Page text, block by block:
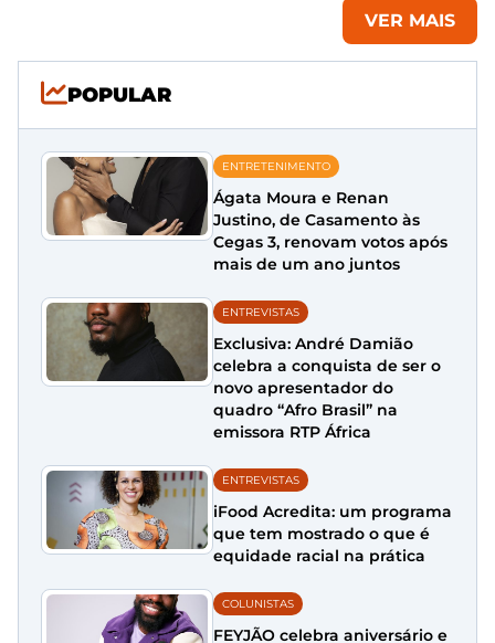
VER MAIS
POPULAR
ENTRETENIMENTO
Ágata Moura e Renan
Justino, de Casamento às
Cegas 3, renovam votos após
mais de um ano juntos
ENTREVISTAS
Exclusiva: André Damião
celebra a conquista de ser o
novo apresentador do
quadro “Afro Brasil” na
emissora RTP África
ENTREVISTAS
iFood Acredita: um programa
que tem mostrado o que é
equidade racial na prática
COLUNISTAS
FEYJÃO celebra aniversário e